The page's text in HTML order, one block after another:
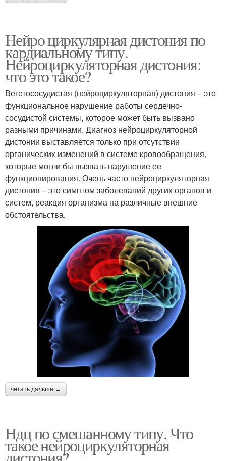
Нейро циркулярная дистония по
кардиальному типу.
Нейроциркуляторная дистония:
что это такое?
Вегетососудистая (нейроциркуляторная) дистония – это
функциональное нарушение работы сердечно-
сосудистой системы, которое может быть вызвано
разными причинами. Диагноз нейроциркуляторной
дистонии выставляется только при отсутствии
органических изменений в системе кровообращения,
которые могли бы вызвать нарушение ее
функционирования. Очень часто нейроциркуляторная
дистония – это симптом заболеваний других органов и
систем, реакция организма на различные внешние
обстоятельства.
читать дальше →
Ндц по смешанному типу. Что
такое нейроциркуляторная